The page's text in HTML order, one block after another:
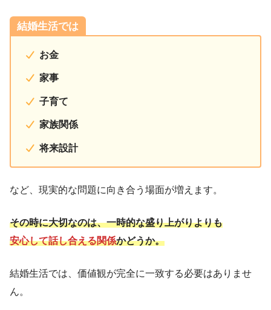
結婚生活では
お金
家事
子育て
家族関係
将来設計
など、現実的な問題に向き合う場面が増えます。
その時に大切なのは、一時的な盛り上がりよりも
安心して話し合える関係かどうか。
結婚生活では、価値観が完全に一致する必要はありませ
ん。